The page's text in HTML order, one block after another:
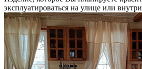
эксплуатироваться на улице или